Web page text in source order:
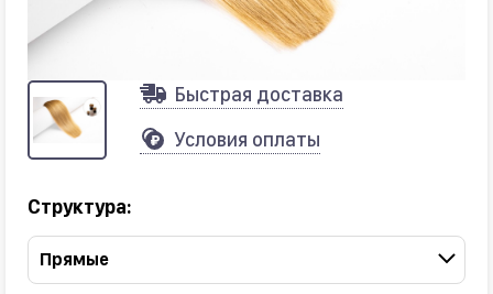
Быстрая доставка
Условия оплаты
Структура:
Прямые